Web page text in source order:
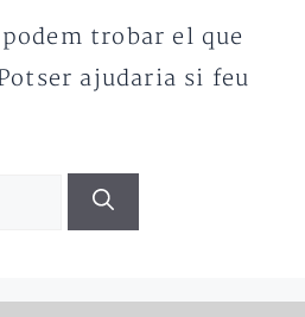
trobar el que
ajudaria si feu